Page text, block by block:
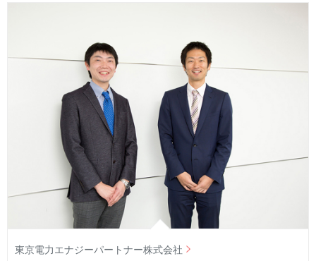
東京電力エナジーパートナー株式会社